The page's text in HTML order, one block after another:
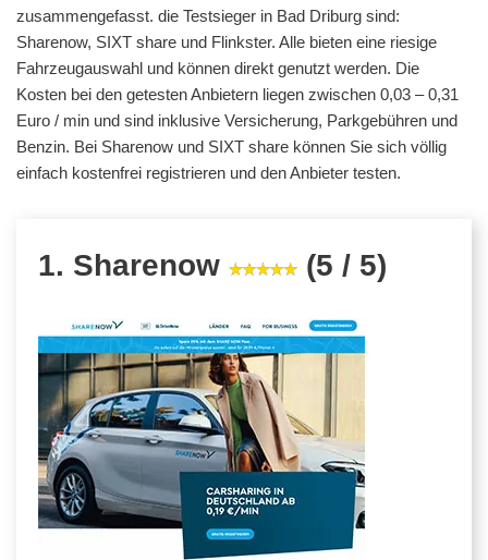
zusammengefasst. die Testsieger in Bad Driburg sind:
Sharenow, SIXT share und Flinkster. Alle bieten eine riesige
Fahrzeugauswahl und können direkt genutzt werden. Die
Kosten bei den getesten Anbietern liegen zwischen 0,03 – 0,31
Euro / min und sind inklusive Versicherung, Parkgebühren und
Benzin. Bei Sharenow und SIXT share können Sie sich völlig
einfach kostenfrei registrieren und den Anbieter testen.
1. Sharenow (5 / 5)